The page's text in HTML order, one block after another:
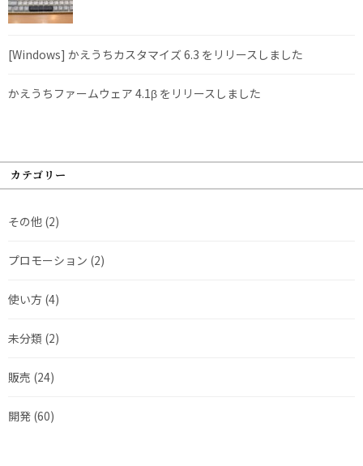
[Windows] かえうちカスタマイズ 6.3 をリリースしました
かえうちファームウェア 4.1β をリリースしました
カテゴリー
その他 (2)
プロモーション (2)
使い方 (4)
未分類 (2)
販売 (24)
開発 (60)